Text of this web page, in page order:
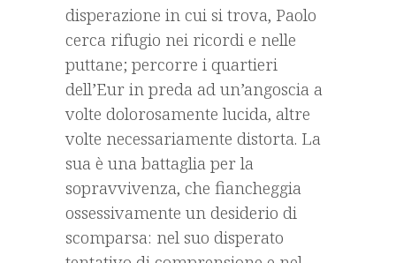
disperazione in cui si trova, Paolo
cerca rifugio nei ricordi e nelle
puttane; percorre i quartieri
dell’Eur in preda ad un’angoscia a
volte dolorosamente lucida, altre
volte necessariamente distorta. La
sua è una battaglia per la
sopravvivenza, che fiancheggia
ossessivamente un desiderio di
scomparsa: nel suo disperato